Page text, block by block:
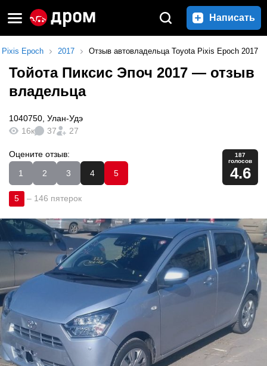
Написать
Pixis Epoch 2017 Отзыв автовладельца Toyota Pixis Epoch 2017
Тойота Пиксис Эпоч 2017 — отзыв
владельца
1040750 Улан-Удэ
16к
37 27
Оцените отзыв:
1
2 3 4 5
187
голосов
4.6
5 – 146 пятерок